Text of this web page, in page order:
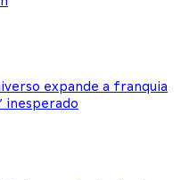
expande a franquia
inesperado